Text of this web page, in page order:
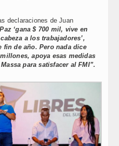
declaraciones de Juan
‘gana $ 700 mil, vive en
a los trabajadores’,
de año. Pero nada dice
apoya esas medidas
para satisfacer al FMI”.